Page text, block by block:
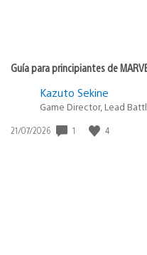
Guía para principiantes de
Kazuto Sekine
Game Director, Lead
Fecha
21/07/2026 1 4